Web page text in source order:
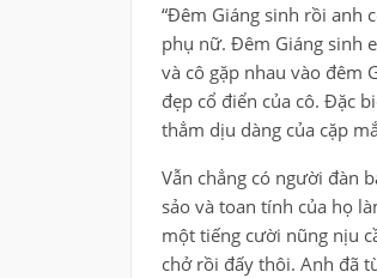
“Đêm Giáng sinh rồi anh
phụ nữ. Đêm Giáng sinh
và cô gặp nhau vào đêm
đẹp cổ điển của cô. Đặc
thẳm dịu dàng của cặp
Vẫn chẳng có người đàn
sảo và toan tính của họ
một tiếng cười nũng nịu
chở rồi đấy thôi. Anh đã